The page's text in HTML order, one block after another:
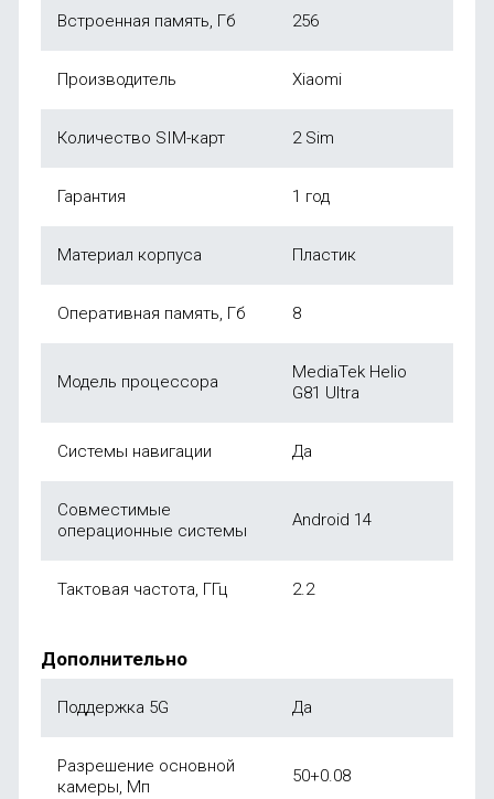
Встроенная память, Гб 256
Производитель Xiaomi
Количество SIM-карт 2 Sim
Гарантия 1 год
Материал корпуса Пластик
Оперативная память, Гб 8
Модель процессора
MediaTek Helio
G81 Ultra
Системы навигации Да
Совместимые
операционные системы
Android 14
Тактовая частота, ГГц 2.2
Дополнительно
Поддержка 5G Да
Разрешение основной
камеры, Мп
50+0.08